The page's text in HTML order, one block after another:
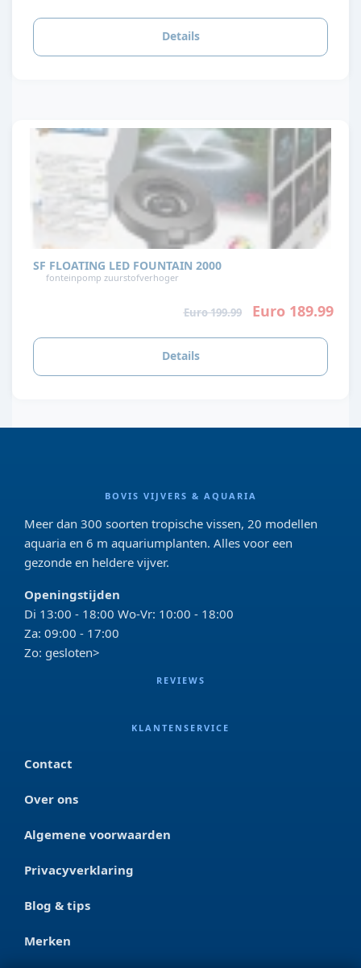
Details
SF FLOATING LED FOUNTAIN 2000
fonteinpomp zuurstofverhoger
Euro 199.99 Euro 189.99
Details
BOVIS VIJVERS & AQUARIA
Meer dan 300 soorten tropische vissen, 20 modellen
aquaria en 6 m aquariumplanten. Alles voor een
gezonde en heldere vijver.
Openingstijden
Di 13:00 - 18:00 Wo-Vr: 10:00 - 18:00
Za: 09:00 - 17:00
Zo: gesloten>
REVIEWS
KLANTENSERVICE
Contact
Over ons
Algemene voorwaarden
Privacyverklaring
Blog & tips
Merken